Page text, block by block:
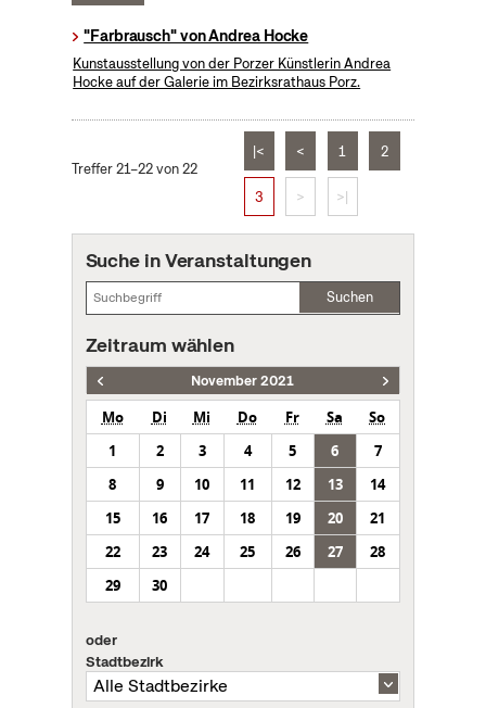
"Farbrausch" von Andrea Hocke
Kunstausstellung von der Porzer Künstlerin Andrea
Hocke auf der Galerie im Bezirksrathaus Porz.
Treffer 21–22 von 22
|< < 1 2
3 > >|
Suche in Veranstaltungen
Suchen
Zeitraum wählen
November 2021
Mo Di Mi Do Fr Sa
So
1
2 3 4 5 6
7
8
9 10 11 12 13
14
15
16 17 18 19 20
21
22
23 24 25 26 27
28
29
30
oder
Stadtbezirk